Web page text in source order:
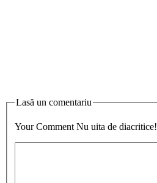
Lasă un comentariu
Your Comment Nu uita de diacritice!